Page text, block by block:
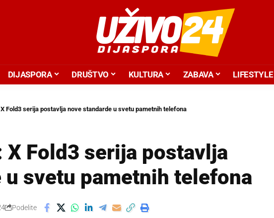
DIJASPORA DRUŠTVO KULTURA ZABAVA LIFESTYLE
Fold3 serija postavlja nove standarde u svetu pametnih telefona
Fold3 serija postavlja
u svetu pametnih telefona
Podelite